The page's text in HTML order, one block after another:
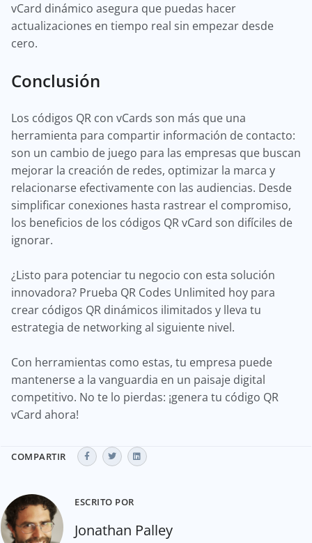
vCard dinámico asegura que puedas hacer
actualizaciones en tiempo real sin empezar desde
cero.
Conclusión
Los códigos QR con vCards son más que una
herramienta para compartir información de contacto:
son un cambio de juego para las empresas que buscan
mejorar la creación de redes, optimizar la marca y
relacionarse efectivamente con las audiencias. Desde
simplificar conexiones hasta rastrear el compromiso,
los beneficios de los códigos QR vCard son difíciles de
ignorar.
¿Listo para potenciar tu negocio con esta solución
innovadora? Prueba QR Codes Unlimited hoy para
crear códigos QR dinámicos ilimitados y lleva tu
estrategia de networking al siguiente nivel.
Con herramientas como estas, tu empresa puede
mantenerse a la vanguardia en un paisaje digital
competitivo. No te lo pierdas: ¡genera tu código QR
vCard ahora!
COMPARTIR
ESCRITO POR
Jonathan Palley